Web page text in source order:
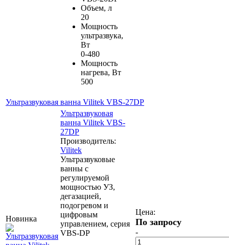
Объем, л
20
Мощность
ультразвука,
Вт
0-480
Мощность
нагрева, Вт
500
Ультразвуковая ванна Vilitek VBS-27DP
Новинка
Ультразвуковая
ванна Vilitek VBS-
27DP
Производитель:
Vilitek
Ультразвуковые
ванны c
регулируемой
мощностью УЗ,
дегазацией,
подогревом и
цифровым
управлением, серия
VBS-DP
Цена:
По запросу
-